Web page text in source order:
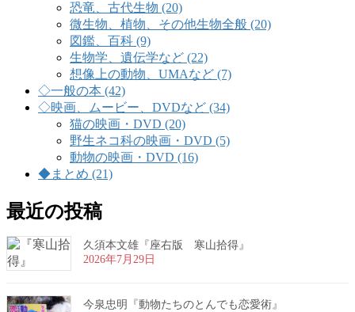
恐竜、古代生物 (20)
微生物、植物、その他生物全般 (20)
図鑑、百科 (9)
生物学、遺伝学など (22)
想像上の動物、UMAなど (7)
◇一般の本 (42)
◇映画、ムービー、DVDなど (34)
猫の映画・DVD (20)
野生ネコ科の映画・DVD (5)
動物の映画・DVD (16)
◆まとめ (21)
最近の投稿
久須本文雄『座右版 寒山拾得』
2026年7月29日
今泉忠明『動物たちのとんでも恋愛術』